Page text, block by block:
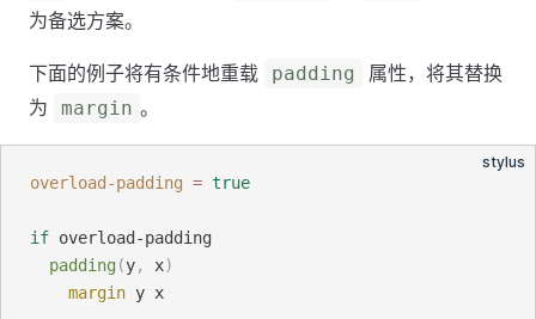
为备选方案。
下面的例子将有条件地重载 padding
属性，将其替换
为
margin 。
stylus
overload-padding = true
if overload-padding
padding(y, x)
margin y x